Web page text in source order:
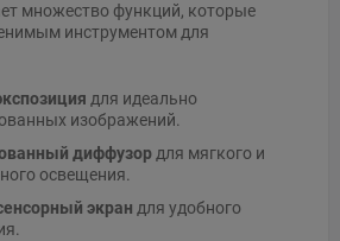
множество функций, которые
инструментом для
для идеально
изображений.
диффузордля мягкого и
освещения.
экран для удобного